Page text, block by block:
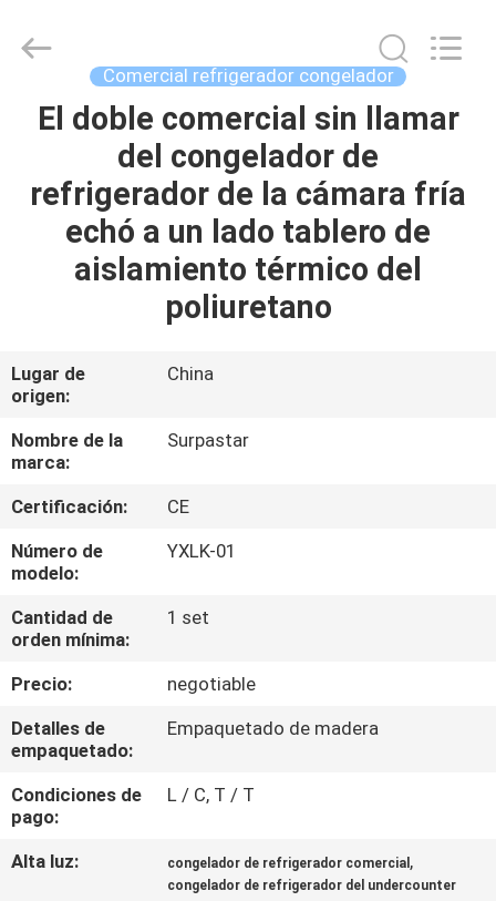
HOGAR
PRODUCTOS
VÍDEOS
NOSOTROS
VIAJE
DE
LA
FÁBRICA
CONTROL
CALIDAD
ÉNTRENOS
EN
Catering
equipments
Reserved.
Comercial refrigerador congelador
El doble comercial sin llamar
del congelador de
refrigerador de la cámara fría
echó a un lado tablero de
aislamiento térmico del
poliuretano
Lugar de
origen:
China
Nombre de la
marca:
Surpastar
Certificación:
CE
Número de
modelo:
YXLK-01
Cantidad de
orden mínima:
1 set
Precio:
negotiable
Detalles de
empaquetado:
Empaquetado de madera
Condiciones de
pago:
L / C, T / T
Alta luz: congelador de refrigerador comercial ,
congelador de refrigerador del undercounter